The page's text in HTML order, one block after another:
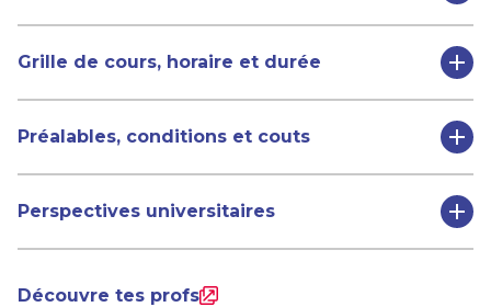
Grille de cours, horaire et durée
Préalables, conditions et couts
Perspectives universitaires
Découvre tes profs